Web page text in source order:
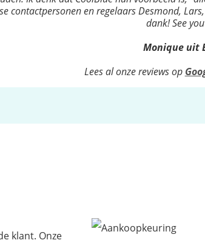
contactpersonen en regelaars Desmond,
dank! See
Monique uit
Lees al onze reviews op
klant. Onze